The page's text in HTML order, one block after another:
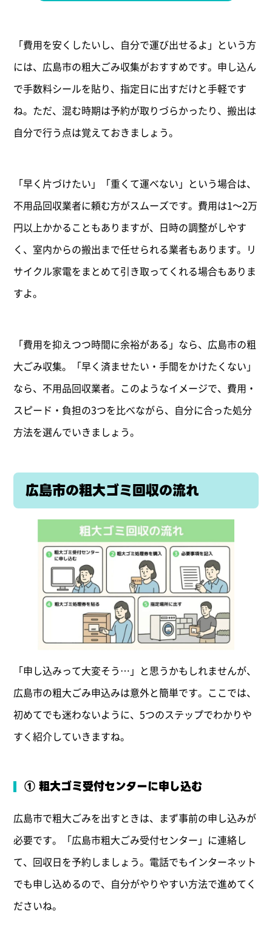
「費用を安くしたいし、自分で運び出せるよ」という方
には、広島市の粗大ごみ収集がおすすめです。申し込ん
で手数料シールを貼り、指定日に出すだけと手軽です
ね。ただ、混む時期は予約が取りづらかったり、搬出は
自分で行う点は覚えておきましょう。
「早く片づけたい」「重くて運べない」という場合は、
不用品回収業者に頼む方がスムーズです。費用は1〜2万
円以上かかることもありますが、日時の調整がしやす
く、室内からの搬出まで任せられる業者もあります。リ
サイクル家電をまとめて引き取ってくれる場合もありま
すよ。
「費用を抑えつつ時間に余裕がある」なら、広島市の粗
大ごみ収集。「早く済ませたい・手間をかけたくない」
なら、不用品回収業者。このようなイメージで、費用・
スピード・負担の3つを比べながら、自分に合った処分
方法を選んでいきましょう。
広島市の粗大ゴミ回収の流れ
「申し込みって大変そう…」と思うかもしれませんが、
広島市の粗大ごみ申込みは意外と簡単です。ここでは、
初めてでも迷わないように、5つのステップでわかりや
すく紹介していきますね。
① 粗大ゴミ受付センターに申し込む
広島市で粗大ごみを出すときは、まず事前の申し込みが
必要です。「広島市粗大ごみ受付センター」に連絡し
て、回収日を予約しましょう。電話でもインターネット
でも申し込めるので、自分がやりやすい方法で進めてく
ださいね。